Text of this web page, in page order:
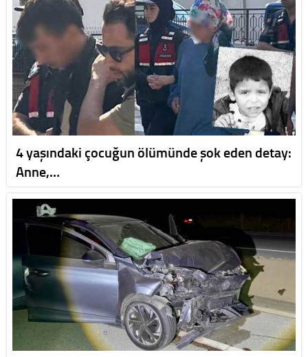
4 yaşındaki çocuğun ölümünde şok eden detay:
Anne,…